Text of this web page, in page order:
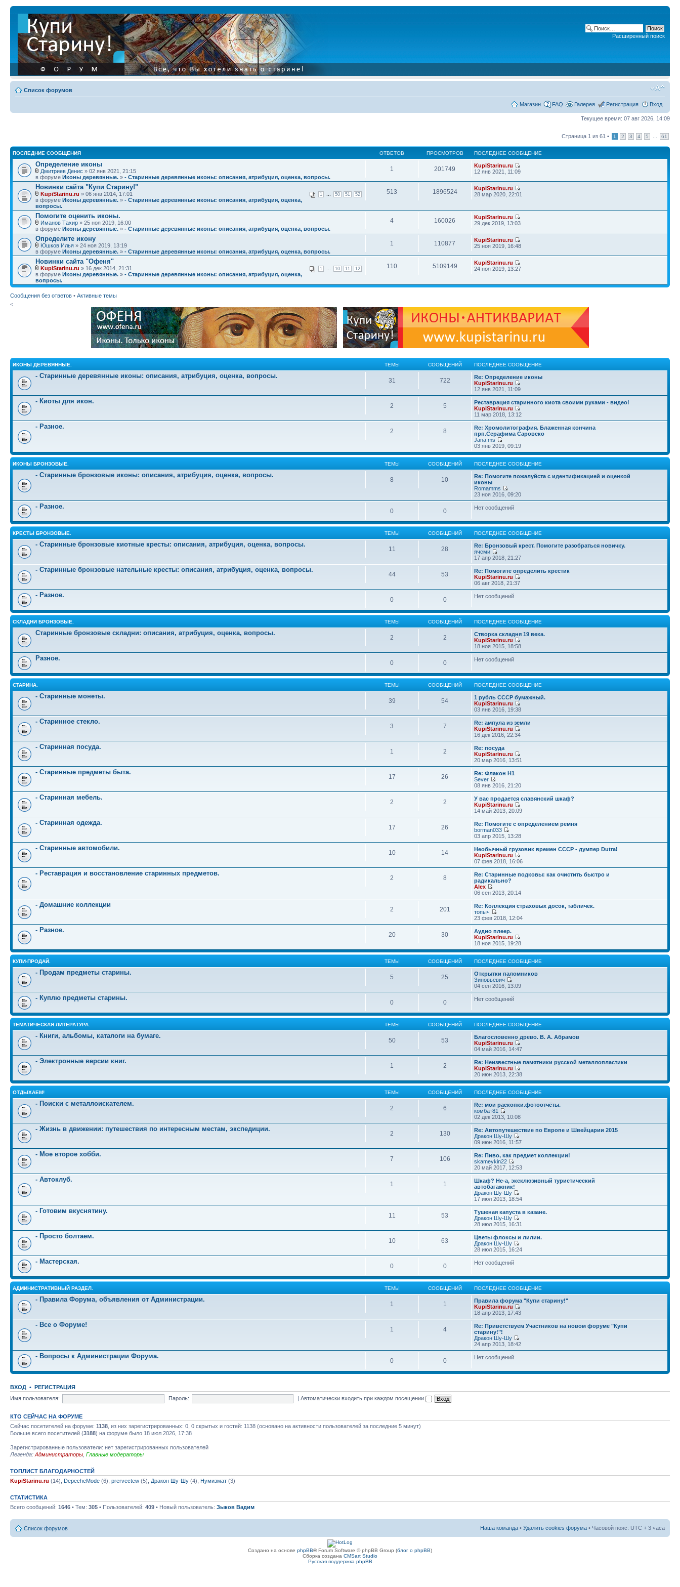
Расширенный поиск
Список форумов
Магазин FAQ Галерея Регистрация Вход
Текущее время: 07 авг 2026, 14:09
Страница 1 из 61 • 1 2 3 4 5 61
ПОСЛЕДНИЕ СООБЩЕНИЯ ОТВЕТОВ ПРОСМОТРОВ ПОСЛЕДНЕЕ СООБЩЕНИЕ
Определение иконы
Дмитриев Денис » 02 янв 2021, 21:15
в форуме Иконы деревянные. » - Старинные деревянные иконы: описания, атрибуция, оценка, вопросы.
1 201749
KupiStarinu.ru
12 янв 2021, 11:09
Новинки сайта "Купи Старину!"
1 50 51 52
KupiStarinu.ru » 06 янв 2014, 17:01
в форуме Иконы деревянные. » - Старинные деревянные иконы: описания, атрибуция, оценка,
вопросы.
513 1896524
KupiStarinu.ru
28 мар 2020, 22:01
Помогите оценить иконы.
Иманов Тахир » 25 ноя 2019, 16:00
в форуме Иконы деревянные. » - Старинные деревянные иконы: описания, атрибуция, оценка, вопросы.
4 160026
KupiStarinu.ru
29 дек 2019, 13:03
Определите икону
Юшков Илья » 24 ноя 2019, 13:19
в форуме Иконы деревянные. » - Старинные деревянные иконы: описания, атрибуция, оценка, вопросы.
1 110877
KupiStarinu.ru
25 ноя 2019, 16:48
Новинки сайта "Офеня"
1 10 11 12
KupiStarinu.ru » 16 дек 2014, 21:31
в форуме Иконы деревянные. » - Старинные деревянные иконы: описания, атрибуция, оценка,
вопросы.
110 5109149
KupiStarinu.ru
24 ноя 2019, 13:27
Сообщения без ответов • Активные темы
<
ИКОНЫ ДЕРЕВЯННЫЕ. ТЕМЫ СООБЩЕНИЙ ПОСЛЕДНЕЕ СООБЩЕНИЕ
- Старинные деревянные иконы: описания, атрибуция, оценка, вопросы.
31 722
Re: Определение иконы
KupiStarinu.ru
12 янв 2021, 11:09
- Киоты для икон.
2 5
Реставрация старинного киота своими руками - видео!
KupiStarinu.ru
11 мар 2018, 13:12
- Разное.
2 8
Re: Хромолитография. Блаженная кончина
прп.Серафима Саровско
Jana ms
03 янв 2019, 09:19
ИКОНЫ БРОНЗОВЫЕ. ТЕМЫ СООБЩЕНИЙ ПОСЛЕДНЕЕ СООБЩЕНИЕ
- Старинные бронзовые иконы: описания, атрибуция, оценка, вопросы.
8 10
Re: Помогите пожалуйста с идентификацией и оценкой
иконы
Romamms
23 ноя 2016, 09:20
- Разное.
0 0 Нет сообщений
КРЕСТЫ БРОНЗОВЫЕ. ТЕМЫ СООБЩЕНИЙ ПОСЛЕДНЕЕ СООБЩЕНИЕ
- Старинные бронзовые киотные кресты: описания, атрибуция, оценка, вопросы.
11 28
Re: Бронзовый крест. Помогите разобраться новичку.
ячсми
17 апр 2018, 21:27
- Старинные бронзовые нательные кресты: описания, атрибуция, оценка, вопросы.
44 53
Re: Помогите определить крестик
KupiStarinu.ru
06 авг 2018, 21:37
- Разное.
0 0 Нет сообщений
СКЛАДНИ БРОНЗОВЫЕ. ТЕМЫ СООБЩЕНИЙ ПОСЛЕДНЕЕ СООБЩЕНИЕ
Старинные бронзовые складни: описания, атрибуция, оценка, вопросы.
2 2
Створка складня 19 века.
KupiStarinu.ru
18 ноя 2015, 18:58
Разное.
0 0 Нет сообщений
СТАРИНА. ТЕМЫ СООБЩЕНИЙ ПОСЛЕДНЕЕ СООБЩЕНИЕ
- Старинные монеты.
39 54
1 рубль СССР бумажный.
KupiStarinu.ru
03 янв 2016, 19:38
- Старинное стекло.
3 7
Re: ампула из земли
KupiStarinu.ru
16 дек 2016, 22:34
- Старинная посуда.
1 2
Re: посуда
KupiStarinu.ru
20 мар 2016, 13:51
- Старинные предметы быта.
17 26
Re: Флакон Н1
Sever
08 янв 2016, 21:20
- Старинная мебель.
2 2
У вас продается славянский шкаф?
KupiStarinu.ru
14 май 2013, 20:09
- Старинная одежда.
17 26
Re: Помогите с определением ремня
borman033
03 апр 2015, 13:28
- Старинные автомобили.
10 14
Необычный грузовик времен СССР - думпер Dutra!
KupiStarinu.ru
07 фев 2018, 16:06
- Реставрация и восстановление старинных предметов.
2 8
Re: Старинные подковы: как очистить быстро и
радикально?
Alex
06 сен 2013, 20:14
- Домашние коллекции
2 201
Re: Коллекция страховых досок, табличек.
топыч
23 фев 2018, 12:04
- Разное.
20 30
Аудио плеер.
KupiStarinu.ru
18 ноя 2015, 19:28
КУПИ-ПРОДАЙ. ТЕМЫ СООБЩЕНИЙ ПОСЛЕДНЕЕ СООБЩЕНИЕ
- Продам предметы старины.
5 25
Открытки паломников
Зиновьевич
04 сен 2016, 13:09
- Куплю предметы старины.
0 0 Нет сообщений
ТЕМАТИЧЕСКАЯ ЛИТЕРАТУРА. ТЕМЫ СООБЩЕНИЙ ПОСЛЕДНЕЕ СООБЩЕНИЕ
- Книги, альбомы, каталоги на бумаге.
50 53
Благословенно древо. В. А. Абрамов
KupiStarinu.ru
04 май 2016, 14:47
- Электронные версии книг.
1 2
Re: Неизвестные памятники русской металлопластики
KupiStarinu.ru
20 июн 2013, 22:38
ОТДЫХАЕМ! ТЕМЫ СООБЩЕНИЙ ПОСЛЕДНЕЕ СООБЩЕНИЕ
- Поиски с металлоискателем.
2 6
Re: мои раскопки.фотоотчёты.
комбат81
02 дек 2013, 10:08
- Жизнь в движении: путешествия по интересным местам, экспедиции.
2 130
Re: Автопутешествие по Европе и Швейцарии 2015
Дракон Шу-Шу
09 июн 2016, 11:57
- Мое второе хобби.
7 106
Re: Пиво, как предмет коллекции!
skameykin22
20 май 2017, 12:53
- Автоклуб.
1 1
Шкаф? Не-а, эксклюзивный туристический
автобагажник!
Дракон Шу-Шу
17 июл 2013, 18:54
- Готовим вкуснятину.
11 53
Тушеная капуста в казане.
Дракон Шу-Шу
28 июл 2015, 16:31
- Просто болтаем.
10 63
Цветы флоксы и лилии.
Дракон Шу-Шу
28 июл 2015, 16:24
- Мастерская.
0 0 Нет сообщений
АДМИНИСТРАТИВНЫЙ РАЗДЕЛ. ТЕМЫ СООБЩЕНИЙ ПОСЛЕДНЕЕ СООБЩЕНИЕ
- Правила Форума, объявления от Администрации.
1 1
Правила форума "Купи старину!"
KupiStarinu.ru
18 апр 2013, 17:43
- Все о Форуме!
1 4
Re: Приветствуем Участников на новом форуме "Купи
старину!"!
Дракон Шу-Шу
24 апр 2013, 18:42
- Вопросы к Администрации Форума.
0 0 Нет сообщений
ВХОД • РЕГИСТРАЦИЯ
Имя пользователя:
Пароль: |Автоматически входить при каждом посещении
КТО СЕЙЧАС НА ФОРУМЕ
Сейчас посетителей на форуме: 1138 , из них зарегистрированных: 0, 0 скрытых и гостей: 1138 (основано на активности пользователей за последние 5 минут)
Больше всего посетителей (3188) на форуме было 18 июл 2026, 17:38
Зарегистрированные пользователи: нет зарегистрированных пользователей
Легенда: Администраторы Главные модераторы
ТОПЛИСТ БЛАГОДАРНОСТЕЙ
KupiStarinu.ru (14), DepecheMode (6), prervectew (5), Дракон Шу-Шу (4), Нумизмат (3)
СТАТИСТИКА
Всего сообщений: 1646 • Тем: 305 • Пользователей: 409 • Новый пользователь: Зыков Вадим
Список форумов Наша команда • Удалить cookies форума • Часовой пояс: UTC + 3 часа
Создано на основе phpBB® Forum Software © phpBB Group (блог о phpBB)
Сборка создана CMSart Studio
Русская поддержка phpBB